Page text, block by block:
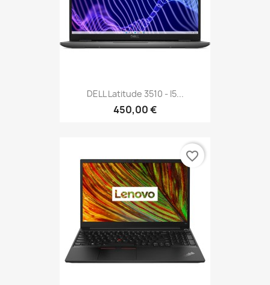
DELL Latitude 3510 - I5...
450,00 €
favorite_border